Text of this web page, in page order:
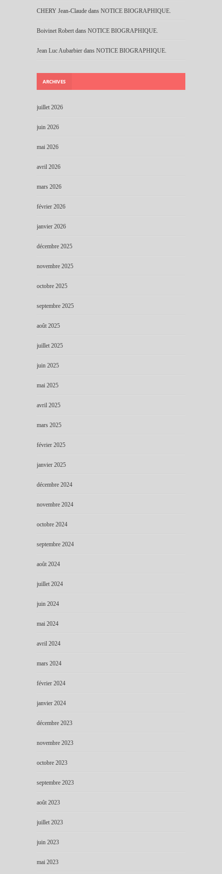
CHERY Jean-Claude dans NOTICE BIOGRAPHIQUE.
Boivinet Robert dans NOTICE BIOGRAPHIQUE.
Jean Luc Aubarbier dans NOTICE BIOGRAPHIQUE.
ARCHIVES
juillet 2026
juin 2026
mai 2026
avril 2026
mars 2026
février 2026
janvier 2026
décembre 2025
novembre 2025
octobre 2025
septembre 2025
août 2025
juillet 2025
juin 2025
mai 2025
avril 2025
mars 2025
février 2025
janvier 2025
décembre 2024
novembre 2024
octobre 2024
septembre 2024
août 2024
juillet 2024
juin 2024
mai 2024
avril 2024
mars 2024
février 2024
janvier 2024
décembre 2023
novembre 2023
octobre 2023
septembre 2023
août 2023
juillet 2023
juin 2023
mai 2023